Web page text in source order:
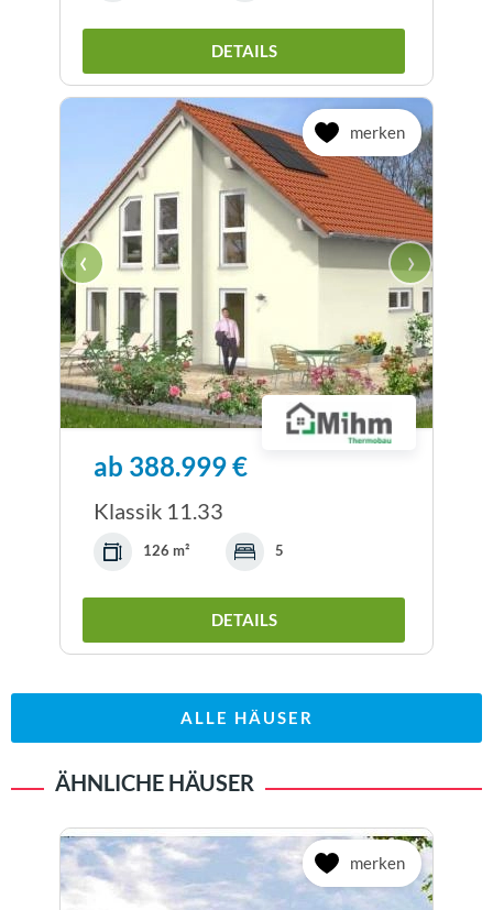
DETAILS
merken
‹ ›
ab 388.999 €
Klassik 11.33
126 m² 5
DETAILS
ALLE HÄUSER
ÄHNLICHE HÄUSER
merken